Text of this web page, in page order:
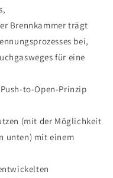
Brennkammer trägt
bei,
für eine
to-Open-Prinzip
(mit der Möglichkeit
unten) mit einem